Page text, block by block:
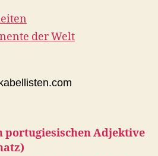
der Welt
portugiesischen Adjektive